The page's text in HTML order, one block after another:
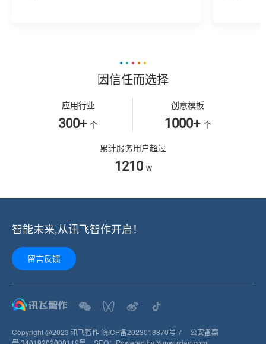
因信任而选择
应用行业
300+ 个
创意模板
1000+ 个
累计服务用户超过
1210 w
智能未来,从讯飞智作开启！
留言反馈
Copyright @2023 讯飞智作 皖ICP备2023018870号-7
公安备案